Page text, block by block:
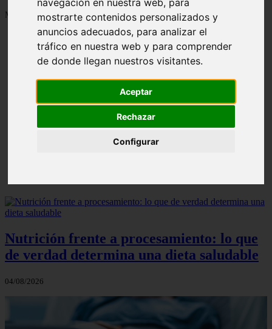
mostrarte contenidos personalizados y
anuncios adecuados, para analizar el
tráfico en nuestra web y para comprender
de donde llegan nuestros visitantes.
Aceptar
Rechazar
Configurar
Mostrando 1 - 24 de 1287 artículos
Contraindicaciones del espino amarillo: conocelas
ahora
Nutrición frente a procesamiento: lo que
de verdad determina una dieta saludable
04/08/2026